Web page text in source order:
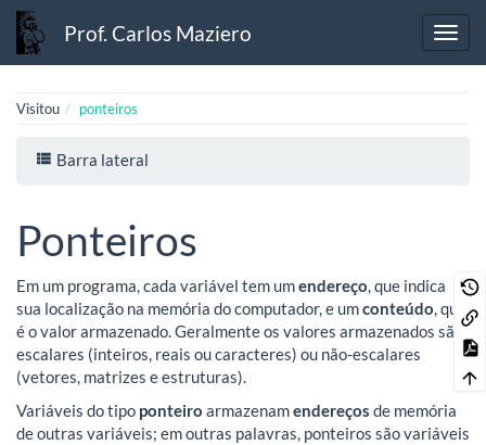
Prof. Carlos Maziero
Visitou ponteiros
Barra lateral
Ponteiros
Em um programa, cada variável tem umendereço, que indica
sua localização na memória do computador, e umconteúdo, que
é o valor armazenado. Geralmente os valores armazenados são
escalares (inteiros, reais ou caracteres) ou não-escalares
(vetores, matrizes e estruturas).
Variáveis do tipo ponteiro armazenamendereços de memória
de outras variáveis; em outras palavras, ponteiros são variáveis